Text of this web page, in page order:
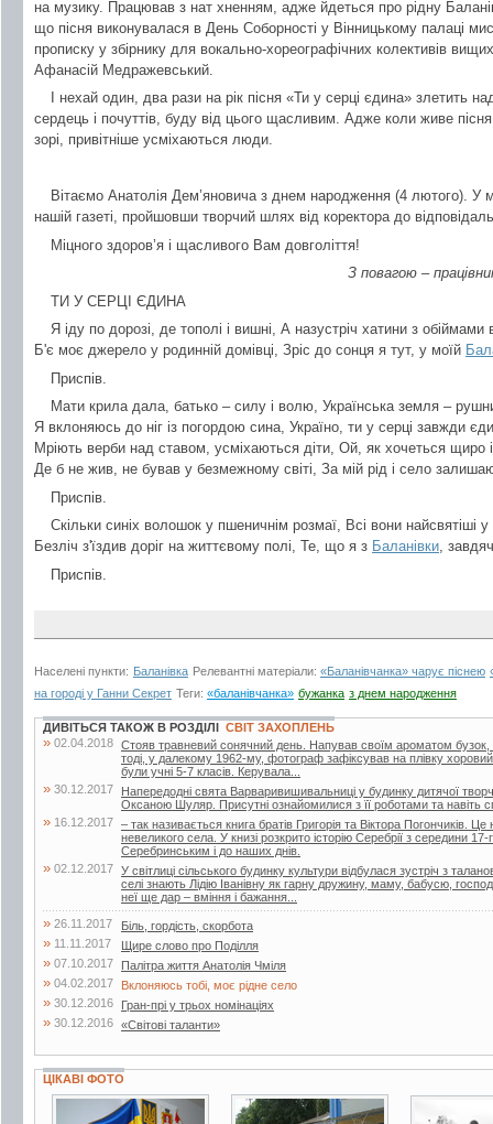
на музику. Працював з нат хненням, адже йдеться про рідну
що пісня виконувалася в День Соборності у Вінницькому палаці
прописку у збірнику для вокально-хореографічних колективів
Афанасій Медражевський.
І нехай один, два рази на рік пісня «Ти у серці єдина» злетить
сердець і почуттів, буду від цього щасливим. Адже коли живе
зорі, привітніше усміхаються люди.
Вітаємо Анатолія Дем’яновича з днем народження (4 лютого). У
нашій газеті, пройшовши творчий шлях від коректора до
Міцного здоров’я і щасливого Вам довголіття!
З повагою –
ТИ У СЕРЦІ ЄДИНА
Я іду по дорозі, де тополі і вишні, А назустріч хатини з
Б'є моє джерело у родинній домівці, Зріс до сонця я тут, у моїй
Приспів.
Мати крила дала, батько – силу і волю, Українська земля –
Я вклоняюсь до ніг із погордою сина, Україно, ти у серці завжди
Мріють верби над ставом, усміхаються діти, Ой, як хочеться щиро
Де б не жив, не бував у безмежному світі, За мій рід і село
Приспів.
Скільки синіх волошок у пшеничнім розмаї, Всі вони найсвятіші у
Безліч з'їздив доріг на життєвому полі, Те, що я з Баланівки,
Приспів.
Населені пункти: Баланівка Релевантні матеріали: «Баланівчанка» чарує піснею
на городі у Ганни Секрет Теги: «баланівчанка» бужанка з днем народження
ДИВІТЬСЯ ТАКОЖ В РОЗДІЛІ СВІТ ЗАХОПЛЕНЬ
» 02.04.2018 Стояв травневий сонячний день. Напував своїм ароматом
тоді, у далекому 1962-му, фотограф зафіксував на плівку
були учні 5-7 класів. Керувала...
» 30.12.2017
Напередодні свята Варваривишивальниці у будинку дитячої
Оксаною Шуляр. Присутні ознайомилися з її роботами та
» 16.12.2017 – так називається книга братів Григорія та Віктора Погончиків.
невеликого села. У книзі розкрито історію Серебрії з середини
Серебринським і до наших днів.
» 02.12.2017 У світлиці сільського будинку культури відбулася зустріч з
селі знають Лідію Іванівну як гарну дружину, маму, бабусю,
неї ще дар – вміння і бажання...
» 26.11.2017 Біль, гордість, скорбота
» 11.11.2017 Щире слово про Поділля
» 07.10.2017 Палітра життя Анатолія Чміля
» 04.02.2017 Вклоняюсь тобі, моє рідне село
» 30.12.2016 Гран-прі у трьох номінаціях
» 30.12.2016 «Світові таланти»
ЦІКАВІ ФОТО
4 фото 3 фото